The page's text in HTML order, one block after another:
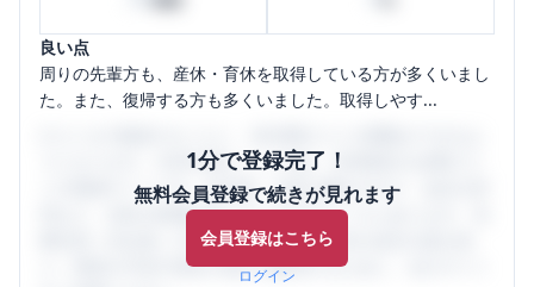
良い点
周りの先輩方も、産休・育休を取得している方が多くいまし
た。また、復帰する方も多くいました。取得しやす...
1分で登録完了！
無料会員登録で続きが見れます
会員登録はこちら
ログイン
うになります。SHEHUB(シーハブ)は、女性限定の企業口コ
ミの投稿サイトです。給与面・女性の働きやすさ・会社の評
判など、女性の転職は気にすべき点がたくさんあります。先
輩社員（元社員）の口コミを通して、本当の会社の姿を知
り、将来の不安や現在の悩みを解消するために、ぜひサイト